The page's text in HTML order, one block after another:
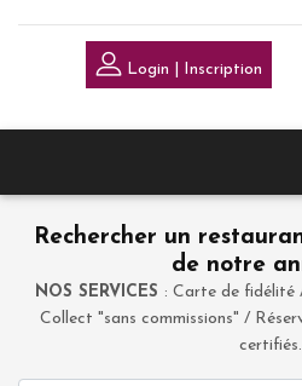
Login | Inscription
Rechercher un
de notre
NOS SERVICES : Carte de fidélité
Collect "sans commissions" /
certifiés.